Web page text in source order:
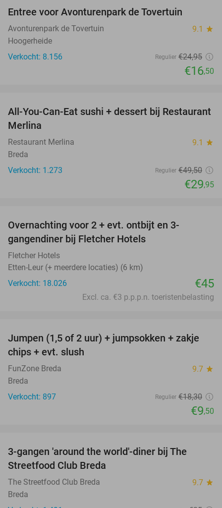
Entree voor Avonturenpark de Tovertuin
Avonturenpark de Tovertuin 9.1 star
Hoogerheide
Verkocht: 8.156
Regulier €24,95
€16,50
39%
All-You-Can-Eat sushi + dessert bij Restaurant
Merlina
Restaurant Merlina 9.1 star
Breda
Verkocht: 1.273
Regulier €49,50
€29,95
Overnachting voor 2 + evt. ontbijt en 3-
gangendiner bij Fletcher Hotels
Fletcher Hotels
Etten-Leur (+ meerdere locaties) (6 km)
Verkocht: 18.026
€45
Excl. ca. €3 p.p.p.n. toeristenbelasting
48%
Jumpen (1,5 of 2 uur) + jumpsokken + zakje
chips + evt. slush
FunZone Breda 9.7 star
Breda
Verkocht: 897
Regulier €18,30
€9,50
3-gangen 'around the world'-diner bij The
Streetfood Club Breda
The Streetfood Club Breda 9.7 star
Breda